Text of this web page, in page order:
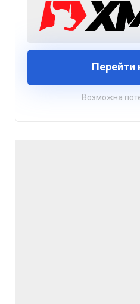
Перейти
Возможна